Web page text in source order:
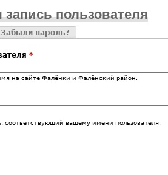
запись пользователя
вкладки
Забыли пароль?
*
на сайте Фалёнки и Фалёнский район.
соответствующий вашему имени пользователя.